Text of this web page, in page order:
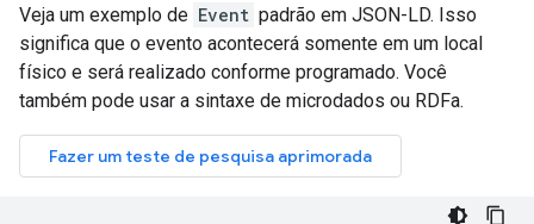
Veja um exemplo de Event padrão em JSON-LD. Isso
significa que o evento acontecerá somente em um local
físico e será realizado conforme programado. Você
também pode usar a sintaxe de microdados ou RDFa.